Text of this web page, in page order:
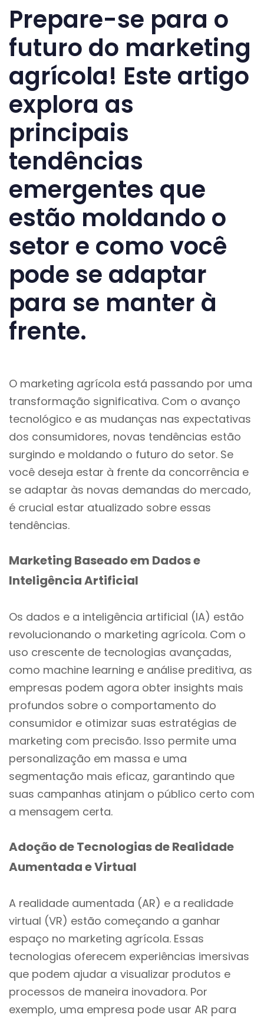
Prepare-se para o
futuro do marketing
agrícola! Este artigo
explora as
principais
tendências
emergentes que
estão moldando o
setor e como você
pode se adaptar
para se manter à
frente.
O marketing agrícola está passando por uma
transformação significativa. Com o avanço
tecnológico e as mudanças nas expectativas
dos consumidores, novas tendências estão
surgindo e moldando o futuro do setor. Se
você deseja estar à frente da concorrência e
se adaptar às novas demandas do mercado,
é crucial estar atualizado sobre essas
tendências.
Marketing Baseado em Dados e
Inteligência Artificial
Os dados e a inteligência artificial (IA) estão
revolucionando o marketing agrícola. Com o
uso crescente de tecnologias avançadas,
como machine learning e análise preditiva, as
empresas podem agora obter insights mais
profundos sobre o comportamento do
consumidor e otimizar suas estratégias de
marketing com precisão. Isso permite uma
personalização em massa e uma
segmentação mais eficaz, garantindo que
suas campanhas atinjam o público certo com
a mensagem certa.
Adoção de Tecnologias de Realidade
Aumentada e Virtual
A realidade aumentada (AR) e a realidade
virtual (VR) estão começando a ganhar
espaço no marketing agrícola. Essas
tecnologias oferecem experiências imersivas
que podem ajudar a visualizar produtos e
processos de maneira inovadora. Por
exemplo, uma empresa pode usar AR para